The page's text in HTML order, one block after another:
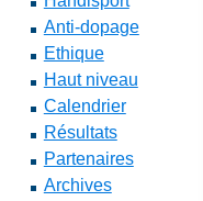
Anti-dopage
Ethique
Haut niveau
Calendrier
Résultats
Partenaires
Archives